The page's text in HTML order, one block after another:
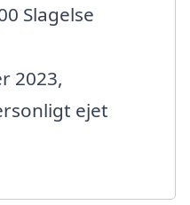
Slagelse
2023,
ejet